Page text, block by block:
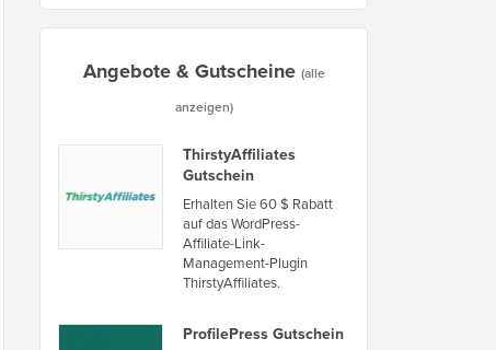
Angebote & Gutscheine (alle
anzeigen)
ThirstyAffiliates
Gutschein
Erhalten Sie 60 $ Rabatt
auf das WordPress-
Affiliate-Link-
Management-Plugin
ThirstyAffiliates.
ProfilePress Gutschein